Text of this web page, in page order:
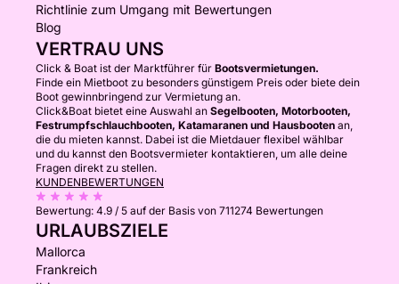
Richtlinie zum Umgang mit Bewertungen
Blog
VERTRAU UNS
Click & Boat ist der Marktführer für Bootsvermietungen.
Finde ein Mietboot zu besonders günstigem Preis oder biete dein
Boot gewinnbringend zur Vermietung an.
Click&Boat bietet eine Auswahl an Segelbooten, Motorbooten,
Festrumpfschlauchbooten, Katamaranen und Hausbooten an,
die du mieten kannst. Dabei ist die Mietdauer flexibel wählbar
und du kannst den Bootsvermieter kontaktieren, um alle deine
Fragen direkt zu stellen.
KUNDENBEWERTUNGEN
Bewertung: 4.9 / 5 auf der Basis von 711274 Bewertungen
URLAUBSZIELE
Mallorca
Frankreich